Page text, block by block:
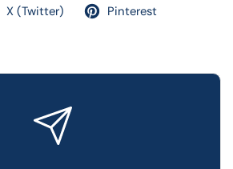
X (Twitter) Pinterest